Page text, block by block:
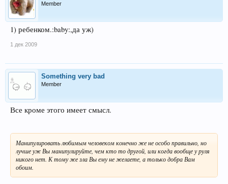
Member
1) ребенком.:baby:,да уж)
1 дек 2009
Something very bad
Member
Все кроме этого имеет смысл.
Манипулировать любимым человеком конечно же не особо правильно, но
лучше уж Вы манипулируйте, чем кто то другой, или когда вообще у руля
никого нет. К тому же зла Вы ему не желаете, а только добра Вам
обоим.